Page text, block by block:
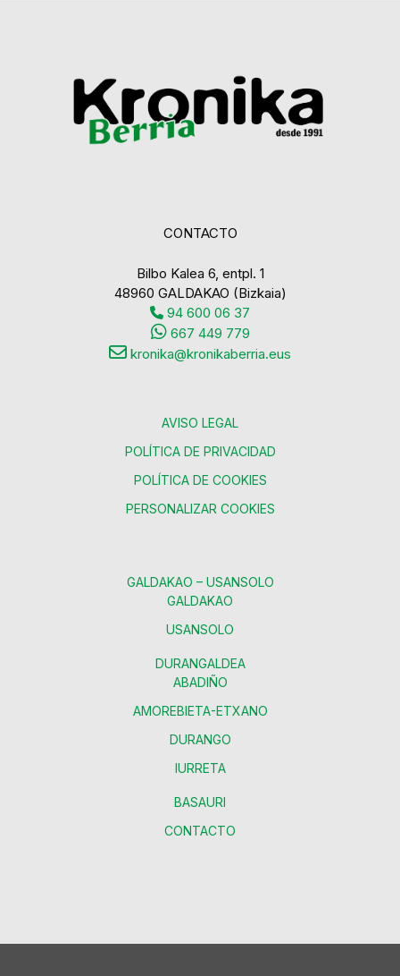
CONTACTO
Bilbo Kalea 6, entpl. 1
48960 GALDAKAO (Bizkaia)
94 600 06 37
667 449 779
kronika@kronikaberria.eus
AVISO LEGAL
POLÍTICA DE PRIVACIDAD
POLÍTICA DE COOKIES
PERSONALIZAR COOKIES
GALDAKAO – USANSOLO
GALDAKAO
USANSOLO
DURANGALDEA
ABADIÑO
AMOREBIETA-ETXANO
DURANGO
IURRETA
BASAURI
CONTACTO